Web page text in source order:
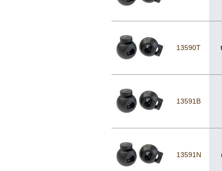
13590T
13591B
13591N